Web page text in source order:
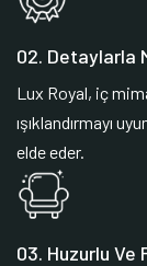
02. Detaylarla
Lux Royal, iç
ışıklandırmayı
elde eder.
03. Huzurlu Ve